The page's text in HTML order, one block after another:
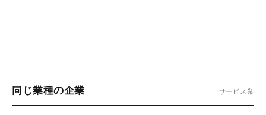
同じ業種の企業 サービス業